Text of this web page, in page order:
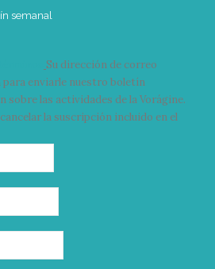
semanal
Su dirección de correo
enviarle nuestro boletín
las actividades de la Vorágine.
la suscripción incluido en el